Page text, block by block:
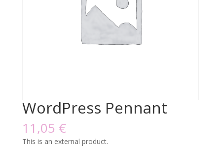
WordPress Pennant
11,05 €
This is an external product.